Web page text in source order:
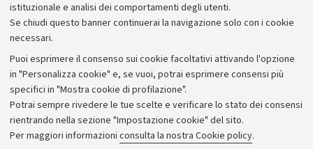
istituzionale e analisi dei comportamenti degli utenti.
Se chiudi questo banner continuerai la navigazione solo con i cookie
necessari.
Puoi esprimere il consenso sui cookie facoltativi attivando l'opzione
in "Personalizza cookie" e, se vuoi, potrai esprimere consensi più
specifici in "Mostra cookie di profilazione".
Potrai sempre rivedere le tue scelte e verificare lo stato dei consensi
rientrando nella sezione "Impostazione cookie" del sito.
Per maggiori informazioni consulta la nostra Cookie policy.
Archivio
Comunicati stampa
Redazione
Rassegna stampa